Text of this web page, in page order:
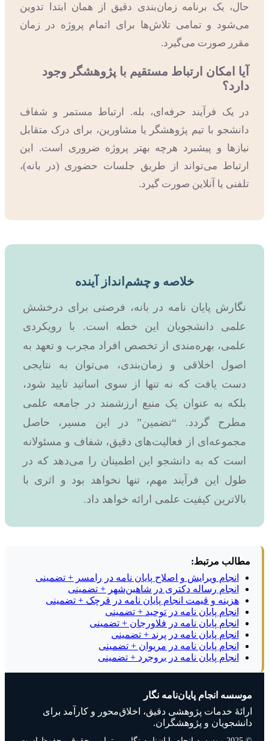
حال، یک برنامه زمان‌بندی دقیق از همان ابتدا تدوین
می‌شود و تمامی تلاش‌ها برای اتمام پروژه در زمان
مقرر صورت می‌گیرد.
آیا امکان ارتباط مستقیم با پژوهشگر وجود
دارد؟
در یک فرآیند حرفه‌ای، بله. ارتباط مستمر و شفاف
دانشجو با تیم پژوهشگر یا مشاورین، برای درک متقابل
نیازها و پیشبرد هرچه بهتر پروژه ضروری است. این
ارتباط می‌تواند از طریق جلسات حضوری (در بانه)،
تلفنی یا آنلاین صورت گیرد.
خلاصه و چشم‌انداز آینده
نگارش پایان نامه در بانه، فرصتی برای درخشش
علمی دانشجویان این خطه است. با رویکردی
علمی، بهره‌مندی از تخصص افراد مجرب و تعهد به
اصول اخلاقی و زمان‌بندی، می‌توان به نتایجی
دست یافت که نه تنها از سوی اساتید تایید شود،
بلکه به عنوان یک منبع ارزشمند در جامعه علمی
مطرح گردد. “تضمین” در این مسیر، حاصل
مجموعه‌ای از فعالیت‌های دقیق، شفاف و مسئولانه
است که به دانشجو این اطمینان را می‌دهد که در
طول این فرآیند مهم، تنها نخواهد بود و اثری با
بالاترین کیفیت علمی ارائه خواهد داد.
مطالب مرتبط:
انجام ویرایش و اصلاح پایان نامه در رامسر + تضمینی
انجام رساله دکتری در شاهین‌شهر + تضمینی
هزینه و قیمت انجام پایان نامه در قرچک + تضمینی
انجام پایان نامه در توحید + تضمینی
انجام پایان نامه در فلاورجان + تضمینی
انجام پایان نامه در پرند + تضمینی
انجام پایان نامه در مریوان + تضمینی
انجام پایان نامه در بروجرد + تضمینی
موسسه انجام پایان‌نامه نگار
ارائهٔ خدمات پژوهشی دقیق، اخلاق‌محور و کارآمد برای
دانشجویان و پژوهشگران.